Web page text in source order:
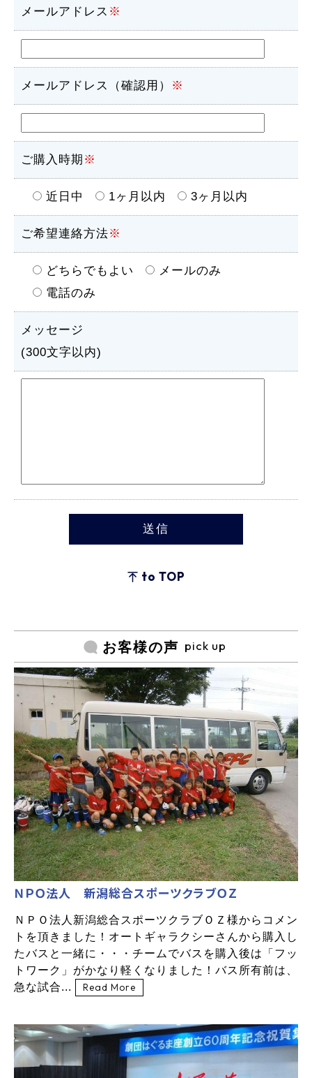
メールアドレス ※
メールアドレス（確認用） ※
ご購入時期 ※
近日中 1ヶ月以内 3ヶ月以内
ご希望連絡方法※
どちらでもよい
メールのみ
電話のみ
メッセージ
(300文字以内)
to TOP
お客様の声 pick up
ＮＰＯ法人 新潟総合スポーツクラブＯＺ
ＮＰＯ法人新潟総合スポーツクラブＯＺ様からコメン
トを頂きました！オートギャラクシーさんから購入し
たバスと一緒に・・・チームでバスを購入後は「フッ
トワーク」がかなり軽くなりました！バス所有前は、
急な試合...
Read More